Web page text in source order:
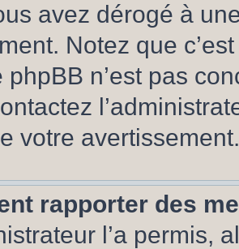
avez dérogé à
Notez que
phpBB n’est pas
votre avertissement.
rapporter des
l’a permis,